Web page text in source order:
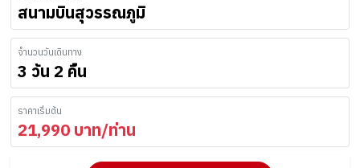
สนามบินสุวรรณภูมิ
จำนวนวันเดินทาง
3 วัน 2 คืน
ราคาเริ่มต้น
21,990 บาท/ท่าน